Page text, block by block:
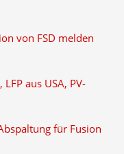
von FSD melden
aus USA, PV-
für Fusion